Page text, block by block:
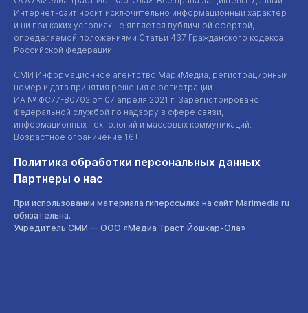
Интернет-сайт носит исключительно информационный характер
и ни при каких условиях не является публичной офертой,
определяемой положениями Статьи 437 Гражданского кодекса
Российской Федерации.
СМИ Информационное агентство МариМедиа, регистрационный
номер и дата принятия решения о регистрации —
ИА № ФС77-80702 от 07 апреля 2021 г. Зарегистрировано
Федеральной службой по надзору в сфере связи,
информационных технологий и массовых коммуникаций.
Возрастное ограничение 16+.
Политика обработки персональных данных
Партнеры о нас
При использовании материала гиперссылка на сайт Marimedia.ru
обязательна.
Учредитель СМИ — ООО «Медиа Траст Йошкар-Ола»